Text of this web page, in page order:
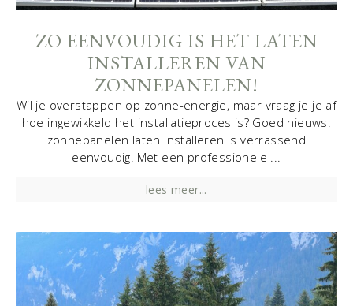
ZO EENVOUDIG IS HET LATEN
INSTALLEREN VAN
ZONNEPANELEN!
Wil je overstappen op zonne-energie, maar vraag je je af
hoe ingewikkeld het installatieproces is? Goed nieuws:
zonnepanelen laten installeren is verrassend
eenvoudig! Met een professionele ...
lees meer...